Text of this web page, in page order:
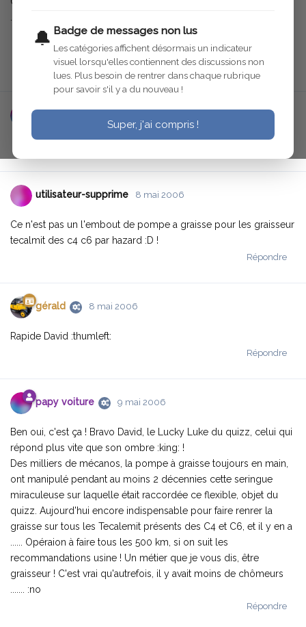
🔔 Badge de messages non lus
Les catégories affichent désormais un indicateur
visuel lorsqu'elles contiennent des discussions non
lues. Plus besoin de rentrer dans chaque rubrique
pour savoir s'il y a du nouveau !
Super, j'ai compris !
Répondre
utilisateur-supprime 8 mai 2006
Ce n'est pas un l'embout de pompe a graisse pour les graisseur
tecalmit des c4 c6 par hazard :D !
Répondre
gérald 8 mai 2006
Rapide David :thumleft:
Répondre
papy voiture 9 mai 2006
Ben oui, c'est ça ! Bravo David, le Lucky Luke du quizz, celui qui
répond plus vite que son ombre :king: !
Des milliers de mécanos, la pompe à graisse toujours en main,
ont manipulé pendant au moins 2 décennies cette seringue
miraculeuse sur laquelle était raccordée ce flexible, objet du
quizz. Aujourd'hui encore indispensable pour faire renrer la
graisse sur tous les Tecalemit présents des C4 et C6, et il y en a
...... Opéraion à faire tous les 500 km, si on suit les
recommandations usine ! Un métier que je vous dis, être
graisseur ! C'est vrai qu'autrefois, il y avait moins de chômeurs
....... :no
Répondre